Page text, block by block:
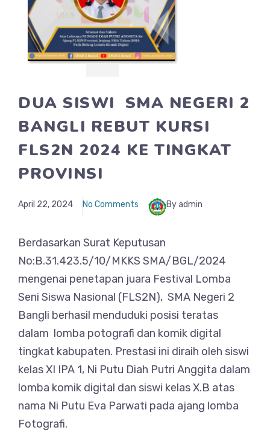
DUA SISWI SMA NEGERI 2
BANGLI REBUT KURSI
FLS2N 2024 KE TINGKAT
PROVINSI
April 22, 2024 No Comments By admin
Berdasarkan Surat Keputusan
No:B.31.423.5/10/MKKS SMA/BGL/2024
mengenai penetapan juara Festival Lomba
Seni Siswa Nasional (FLS2N), SMA Negeri 2
Bangli berhasil menduduki posisi teratas
dalam lomba potografi dan komik digital
tingkat kabupaten. Prestasi ini diraih oleh siswi
kelas XI IPA 1, Ni Putu Diah Putri Anggita dalam
lomba komik digital dan siswi kelas X.B atas
nama Ni Putu Eva Parwati pada ajang lomba
Fotografi.